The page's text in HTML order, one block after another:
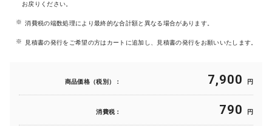
お戻りください。
消費税の端数処理により最終的な合計額と異なる場合があります。
見積書の発行をご希望の方はカートに追加し、見積書の発行をお願いいたします。
商品価格（税別）： 7,900 円
消費税： 790 円